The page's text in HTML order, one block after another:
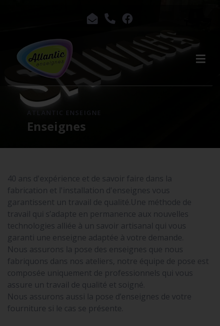
ATLANTIC ENSEIGNE
Enseignes
40 ans d'expérience et de savoir faire dans la
fabrication et l'installation d'enseignes vous
garantissent un travail de qualité.Une méthode de
travail qui s’adapte en permanence aux nouvelles
technologies alliée à un savoir artisanal qui vous
garanti une enseigne adaptée à votre demande.
Nous assurons la pose des enseignes que nous
fabriquons dans nos ateliers, notre équipe de pose est
composée uniquement de professionnels qui vous
assure un travail de qualité et soigné.
Nous assurons aussi la pose d’enseignes de votre
fourniture si le cas se présente.